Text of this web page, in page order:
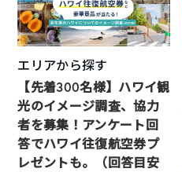
エリアから探す
【先着300名様】ハワイ観
光のイメージ調査、協力
者を募集！アンケート回
答でハワイ往復航空券プ
レゼントも。（回答目安